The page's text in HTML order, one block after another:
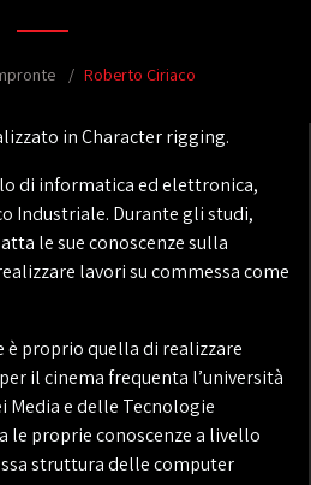
Roberto Ciriaco
in Character rigging.
di informatica ed elettronica,
Industriale. Durante gli studi,
le sue conoscenze sulla
lavori su commessa come
è proprio quella di realizzare
il cinema frequenta l’università
Media e delle Tecnologie
le proprie conoscenze a livello
struttura delle computer